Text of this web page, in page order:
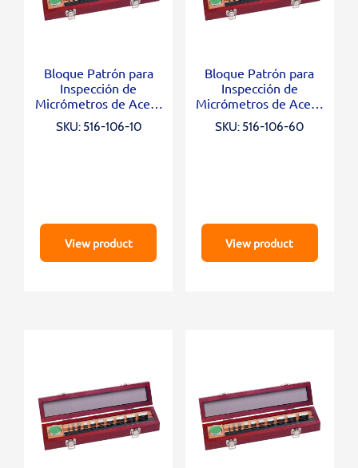
Bloque Patrón para
Inspección de
Micrómetros de Acero
Grado 0, 10 Blocks,
Opt. Parallel 12mm
SKU: 516-106-10
View product
Bloque Patrón para
Inspección de
Micrómetros de Acero
Grado 0, 10 Blocks,
Opt. Parallel 12mm
SKU: 516-106-60
View product